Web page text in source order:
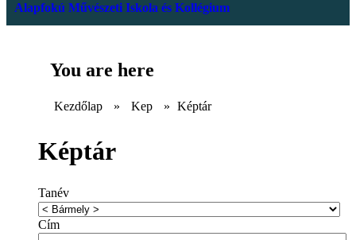
Alapfokú Művészeti Iskola és Kollégium
You are here
Kezdőlap » Kep » Képtár
Képtár
Tanév
Cím